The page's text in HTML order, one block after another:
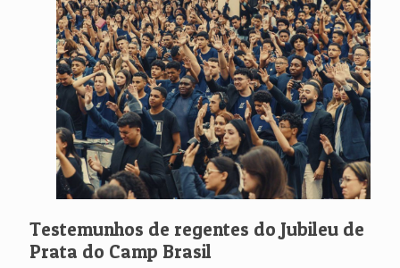
Testemunhos de regentes do Jubileu de
Prata do Camp Brasil